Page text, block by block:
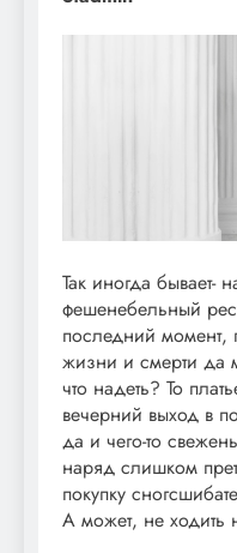
Так иногда бывает-
фешенебельный
последний момент,
жизни и смерти да
что надеть? То
вечерний выход в
да и чего-то
наряд слишком
покупку
А может, не ходить